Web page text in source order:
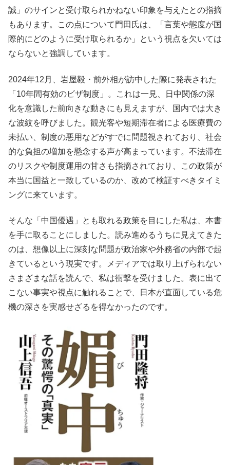
誠」のサインと受け取られかねない印象を与えたとの指摘
もあります。この点について門田氏は、「言葉や態度が国
際的にどのように受け取られるか」という視点を欠いては
ならないと強調しています。
2024年12月、岩屋毅・前外相が訪中した際に発表された
「10年間有効のビザ制度」。これは一見、日中関係の深
化を意識した前向きな動きにも見えますが、国内では大き
な波紋を呼びました。観光客や短期滞在者による医療費の
未払い、制度の悪用などがすでに問題視されており、社会
的な負担の増加を懸念する声が高まっています。不法滞在
のリスクや制度運用の甘さも指摘されており、この政策が
本当に国益と一致しているのか、改めて検証すべきタイミ
ングに来ています。
そんな「中国優遇」とも取れる政策を目にした私は、本書
を手に取ることにしました。読み進めるうちに見えてきた
のは、想像以上に深刻な問題が政治家や外務省の内部で起
きているという現実です。メディアでは取り上げられない
さまざまな話を読んで、私は衝撃を受けました。表に出て
こない事実や視点に触れることで、日本が直面している危
機の深さを実感せざるを得なかったのです。